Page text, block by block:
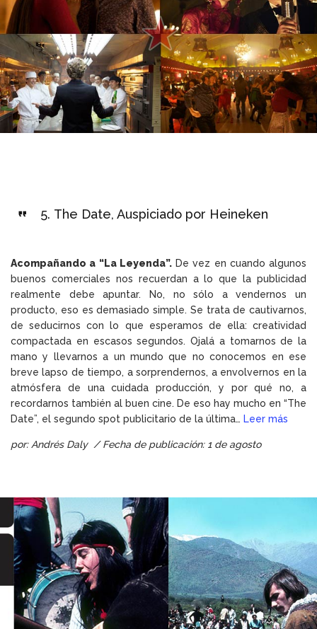
5. The Date, Auspiciado por Heineken
Acompañando a “La Leyenda”.De vez en cuando algunos
buenos comerciales nos recuerdan a lo que la publicidad
realmente debe apuntar. No, no sólo a vendernos un
producto, eso es demasiado simple. Se trata de cautivarnos,
de seducirnos con lo que esperamos de ella: creatividad
compactada en escasos segundos. Ojalá a tomarnos de la
mano y llevarnos a un mundo que no conocemos en ese
breve lapso de tiempo, a sorprendernos, a envolvernos en la
atmósfera de una cuidada producción, y por qué no, a
recordarnos también al buen cine. De eso hay mucho en “The
Date”, el segundo spot publicitario de la última… Leer más
por: Andrés Daly / Fecha de publicación: 1 de agosto